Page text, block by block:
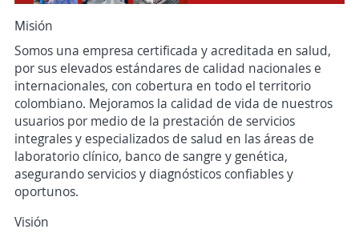
Misión
Somos una empresa certificada y acreditada en salud,
por sus elevados estándares de calidad nacionales e
internacionales, con cobertura en todo el territorio
colombiano. Mejoramos la calidad de vida de nuestros
usuarios por medio de la prestación de servicios
integrales y especializados de salud en las áreas de
laboratorio clínico, banco de sangre y genética,
asegurando servicios y diagnósticos confiables y
oportunos.
Visión